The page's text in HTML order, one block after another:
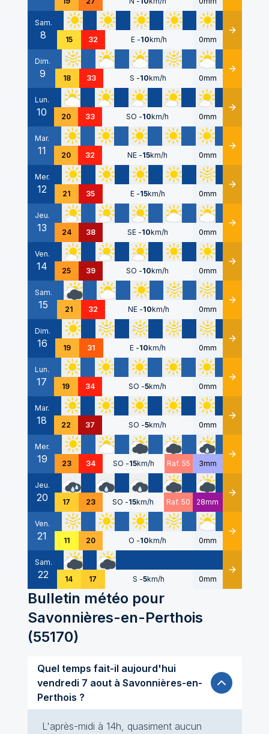
Sam.
8 15 32 E -10km/h 0mm Détails
Dim.
9 18 33 S -10km/h 0mm Détails
Lun.
10 20 33 SO -10km/h 0mm Détails
Mar.
11 20 32 NE -15km/h 0mm Détails
Mer.
12 21 35 E -15km/h 0mm Détails
Jeu.
13 24 38 SE -10km/h 0mm Détails
Ven.
14 25 39 SO -10km/h 0mm Détails
Sam.
15 21 32 NE -10km/h 0mm Détails
Dim.
16 19 31 E -10km/h 0mm Détails
Lun.
17 19 34 SO -5km/h 0mm Détails
Mar.
18 22 37 SO -5km/h 0mm Détails
Mer.
19 23 34 SO -15km/h Raf. 55 3mm Détails
Jeu.
20 17 23 SO -15km/h Raf. 50 28mm Détails
Ven.
21 11 20 O -10km/h 0mm Détails
Sam.
22 14 17 S -5km/h 0mm Détails
Bulletin météo pour
Savonnières-en-Perthois
(55170)
Quel temps fait-il aujourd'hui
vendredi 7 aout à Savonnières-en-
Perthois ?
L'après-midi à 14h, quasiment aucun